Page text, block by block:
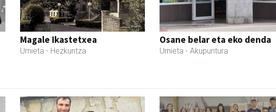
Magale Ikastetxea
Urnieta - Hezkuntza
Osane belar eta eko denda
Urnieta - Akupuntura